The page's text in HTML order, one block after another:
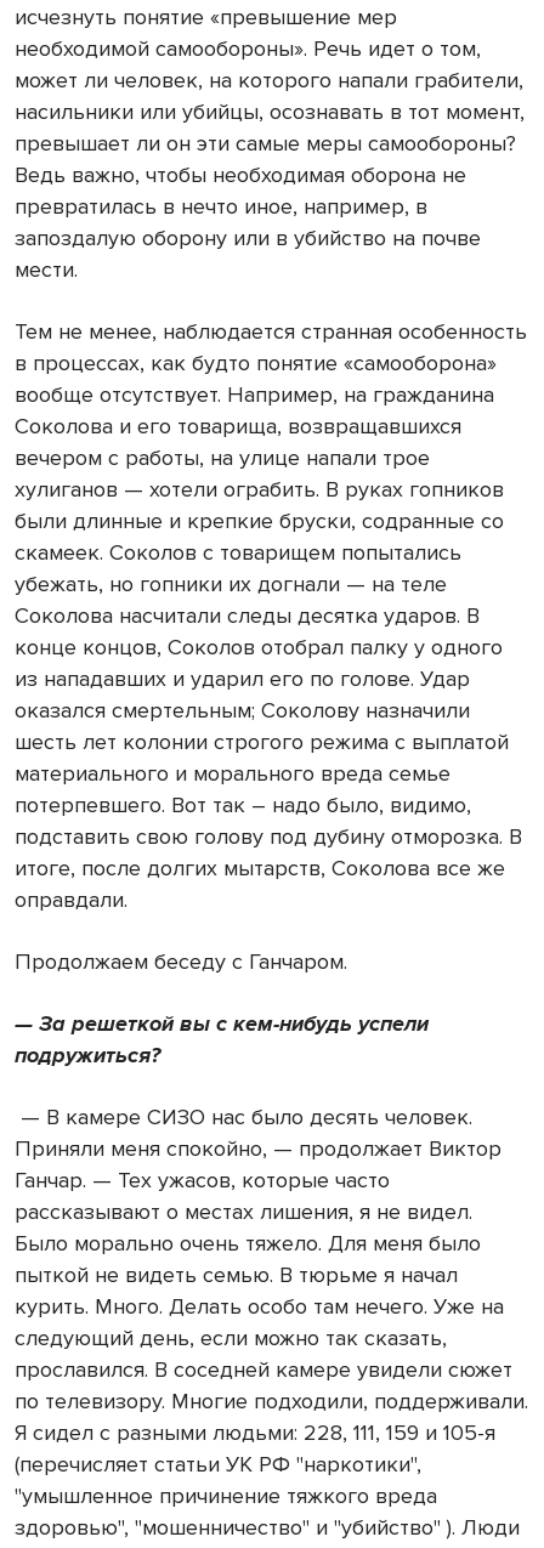
исчезнуть понятие «превышение мер
необходимой самообороны». Речь идет о том,
может ли человек, на которого напали грабители,
насильники или убийцы, осознавать в тот момент,
превышает ли он эти самые меры самообороны?
Ведь важно, чтобы необходимая оборона не
превратилась в нечто иное, например, в
запоздалую оборону или в убийство на почве
мести.
Тем не менее, наблюдается странная особенность
в процессах, как будто понятие «самооборона»
вообще отсутствует. Например, на гражданина
Соколова и его товарища, возвращавшихся
вечером с работы, на улице напали трое
хулиганов — хотели ограбить. В руках гопников
были длинные и крепкие бруски, содранные со
скамеек. Соколов с товарищем попытались
убежать, но гопники их догнали — на теле
Соколова насчитали следы десятка ударов. В
конце концов, Соколов отобрал палку у одного
из нападавших и ударил его по голове. Удар
оказался смертельным; Соколову назначили
шесть лет колонии строгого режима с выплатой
материального и морального вреда семье
потерпевшего. Вот так – надо было, видимо,
подставить свою голову под дубину отморозка. В
итоге, после долгих мытарств, Соколова все же
оправдали.
Продолжаем беседу с Ганчаром.
— За решеткой вы с кем-нибудь успели
подружиться?
— В камере СИЗО нас было десять человек.
Приняли меня спокойно, — продолжает Виктор
Ганчар. — Тех ужасов, которые часто
рассказывают о местах лишения, я не видел.
Было морально очень тяжело. Для меня было
пыткой не видеть семью. В тюрьме я начал
курить. Много. Делать особо там нечего. Уже на
следующий день, если можно так сказать,
прославился. В соседней камере увидели сюжет
по телевизору. Многие подходили, поддерживали.
Я сидел с разными людьми: 228, 111, 159 и 105-я
(перечисляет статьи УК РФ "наркотики",
"умышленное причинение тяжкого вреда
здоровью", "мошенничество" и "убийство" ). Люди